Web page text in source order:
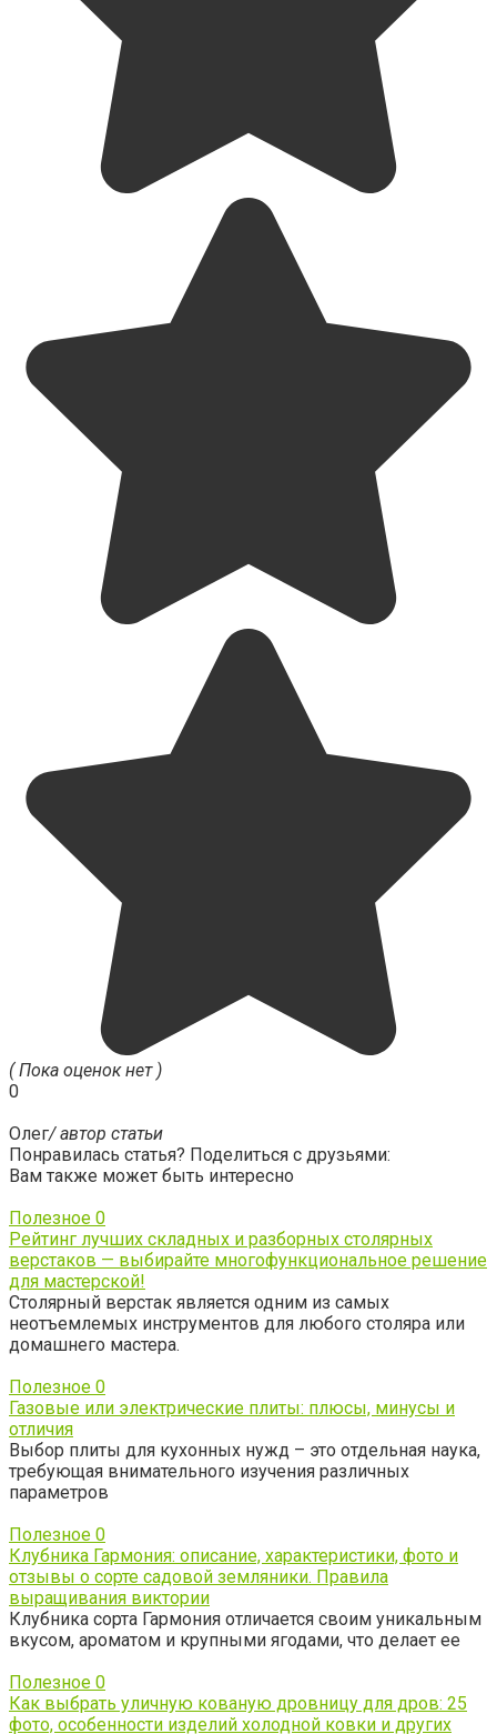
( Пока оценок нет )
0
Олег/ автор статьи
Понравилась статья? Поделиться с друзьями:
Вам также может быть интересно
Полезное 0
Рейтинг лучших складных и разборных столярных
верстаков — выбирайте многофункциональное решение
для мастерской!
Столярный верстак является одним из самых
неотъемлемых инструментов для любого столяра или
домашнего мастера.
Полезное 0
Газовые или электрические плиты: плюсы, минусы и
отличия
Выбор плиты для кухонных нужд – это отдельная наука,
требующая внимательного изучения различных
параметров
Полезное 0
Клубника Гармония: описание, характеристики, фото и
отзывы о сорте садовой земляники. Правила
выращивания виктории
Клубника сорта Гармония отличается своим уникальным
вкусом, ароматом и крупными ягодами, что делает ее
Полезное 0
Как выбрать уличную кованую дровницу для дров: 25
фото, особенности изделий холодной ковки и других